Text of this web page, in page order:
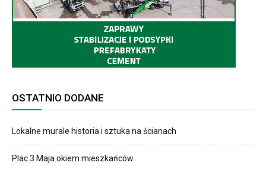
OSTATNIO DODANE
Lokalne murale historia i sztuka na ścianach
Plac 3 Maja okiem mieszkańców